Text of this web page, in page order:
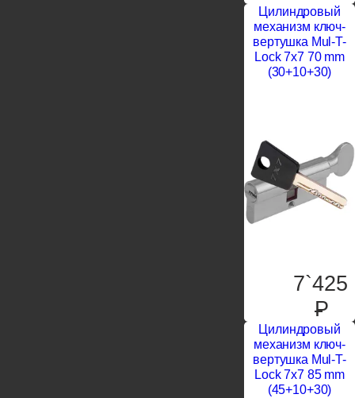
Цилиндровый
механизм ключ-
вертушка Mul-T-
Lock 7x7 70 mm
(30+10+30)
7`425
P
Цилиндровый
механизм ключ-
вертушка Mul-T-
Lock 7x7 85 mm
(45+10+30)